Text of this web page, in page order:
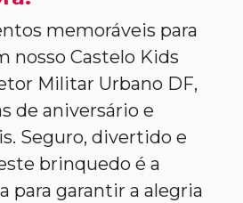
memoráveis para
nosso Castelo Kids
Militar Urbano DF,
de aniversário e
Seguro, divertido e
brinquedo é a
para garantir a alegria